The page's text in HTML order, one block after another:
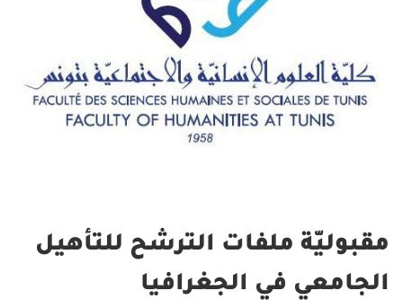
مقبوليّة ملفات الترشح للتأهيل
الجامعي في الجغرافيا